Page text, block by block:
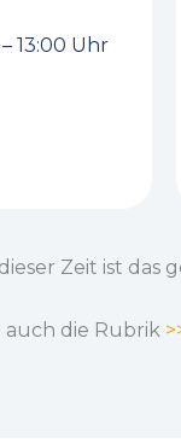
13:00 Uhr
Zeit ist das
auch die Rubrik